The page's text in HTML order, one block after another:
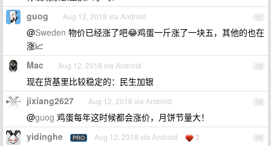
11
guog Aug 12, 2018 via Android
@Sweden 物价已经涨了吧😂鸡蛋一斤涨了一块五，其他的也在
涨📈
12
Mac Aug 12, 2018 via Android
现在货基里比较稳定的：民生加银
13
jixiang2627 Aug 12, 2018 via Android
@guog 鸡蛋每年这时候都会涨价，月饼节量大！
14
yidinghe PRO Aug 12, 2018 via Android 2